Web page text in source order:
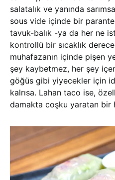
salatalık ve yanında
sous vide içinde bir
tavuk-balık -ya da her ne
kontrollü bir sıcaklık
muhafazanın içinde pişen
şey kaybetmez, her şey
göğüs gibi yiyecekler için
kalrısa. Lahan taco ise,
damakta coşku yaratan bir